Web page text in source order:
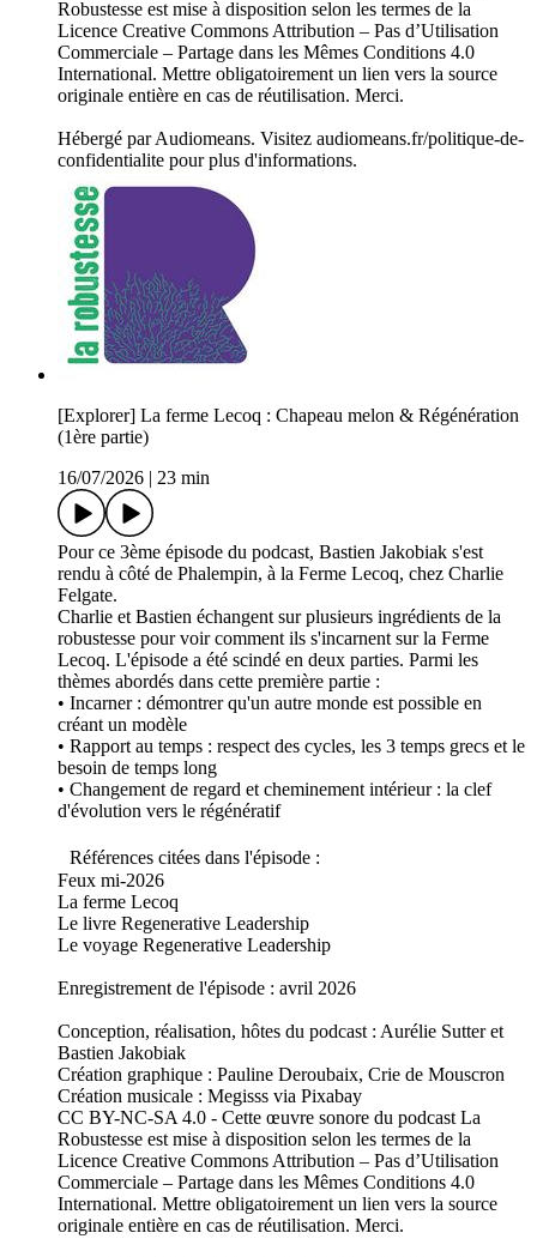
Robustesse est mise à disposition selon les termes de la
Licence Creative Commons Attribution – Pas d’Utilisation
Commerciale – Partage dans les Mêmes Conditions 4.0
International. Mettre obligatoirement un lien vers la source
originale entière en cas de réutilisation. Merci.
Hébergé par Audiomeans. Visitez audiomeans.fr/politique-de-
confidentialite pour plus d'informations.
[Explorer] La ferme Lecoq : Chapeau melon & Régénération
(1ère partie)
16/07/2026
23 min
Pour ce 3ème épisode du podcast, Bastien Jakobiak s'est
rendu à côté de Phalempin, à la Ferme Lecoq, chez Charlie
Felgate.
Charlie et Bastien échangent sur plusieurs ingrédients de la
robustesse pour voir comment ils s'incarnent sur la Ferme
Lecoq. L'épisode a été scindé en deux parties. Parmi les
thèmes abordés dans cette première partie :
• Incarner : démontrer qu'un autre monde est possible en
créant un modèle
• Rapport au temps : respect des cycles, les 3 temps grecs et le
besoin de temps long
• Changement de regard et cheminement intérieur : la clef
d'évolution vers le régénératif
Références citées dans l'épisode :
Feux mi-2026
La ferme Lecoq
Le livre Regenerative Leadership
Le voyage Regenerative Leadership
Enregistrement de l'épisode : avril 2026
Conception, réalisation, hôtes du podcast : Aurélie Sutter et
Bastien Jakobiak
Création graphique : Pauline Deroubaix, Crie de Mouscron
Création musicale : Megisss via Pixabay
CC BY-NC-SA 4.0 - Cette œuvre sonore du podcast La
Robustesse est mise à disposition selon les termes de la
Licence Creative Commons Attribution – Pas d’Utilisation
Commerciale – Partage dans les Mêmes Conditions 4.0
International. Mettre obligatoirement un lien vers la source
originale entière en cas de réutilisation. Merci.